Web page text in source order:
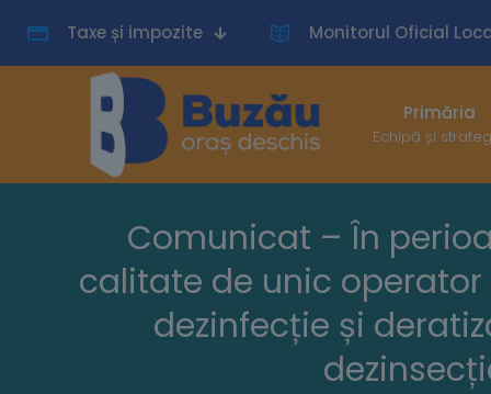
Taxe și impozite Monitorul Oficial
Primăria
Echipă și
Comunicat – În
calitate de unic
dezinfecție și